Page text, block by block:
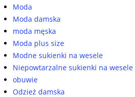
Moda
Moda damska
moda męska
Moda plus size
Modne sukienki na wesele
Niepowtarzalne sukienki na wesele
obuwie
Odzież damska